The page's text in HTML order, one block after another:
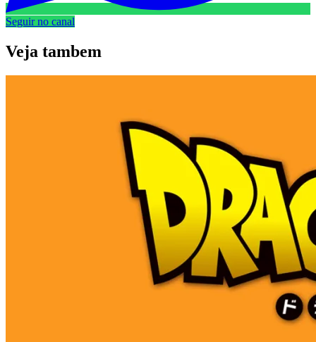
Seguir no canal
Veja tambem